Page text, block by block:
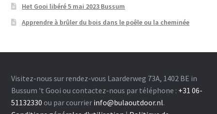
Het Gooi libéré 5 mai 2023 Bussum
Apprendre à brûler du bois dans le poêle ou la cheminée
Visitez-nous sur rendez-vous Laarderweg 73A, 1402 BE in
Bussum 't Gooi ou contactez-nous par téléphone : +31 06-
51132330 ou par courrier info@bulaoutdoor.nl.